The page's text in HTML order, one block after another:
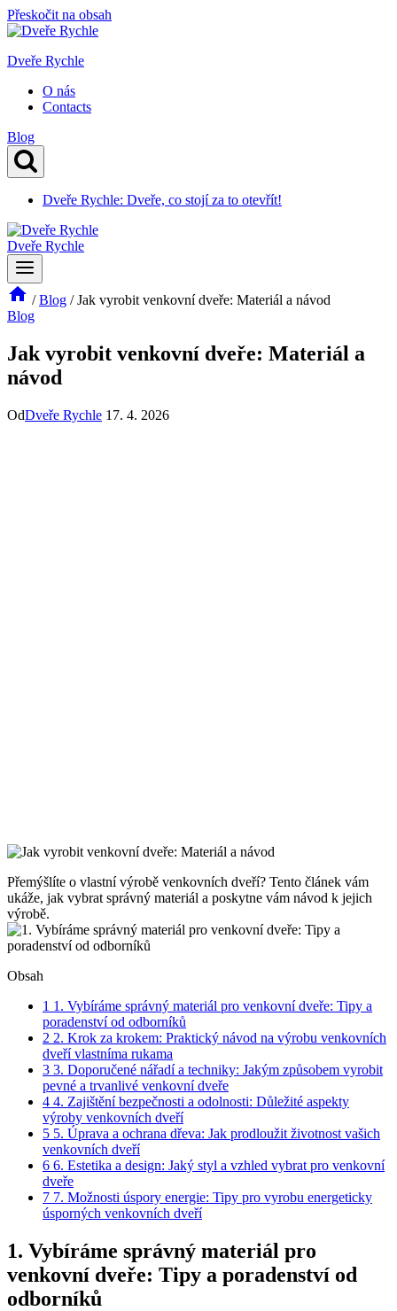
Přeskočit na obsah
Dveře Rychle
O nás
Contacts
Blog
Dveře Rychle: Dveře, co stojí za to otevřít!
Dveře Rychle
/ Blog / Jak vyrobit venkovní dveře: Materiál a návod
Blog
Jak vyrobit venkovní dveře: Materiál a
návod
OdDveře Rychle 17. 4. 2026
Přemýšlíte o vlastní výrobě venkovních dveří? Tento článek vám
ukáže, jak vybrat správný materiál a poskytne vám návod k jejich
výrobě.
Obsah
1 1. Vybíráme správný materiál pro venkovní dveře: Tipy a
poradenství od odborníků
2 2. Krok za krokem: Praktický návod na výrobu venkovních
dveří vlastníma rukama
3 3. Doporučené nářadí a techniky: Jakým způsobem vyrobit
pevné a trvanlivé venkovní dveře
4 4. Zajištění bezpečnosti a odolnosti: Důležité aspekty
výroby venkovních dveří
5 5. Úprava a ochrana dřeva: Jak prodloužit životnost vašich
venkovních dveří
6 6. Estetika a design: Jaký styl a vzhled vybrat pro venkovní
dveře
7 7. Možnosti úspory energie: Tipy pro vyrobu energeticky
úsporných venkovních dveří
1. Vybíráme správný materiál pro
venkovní dveře: Tipy a poradenství od
odborníků